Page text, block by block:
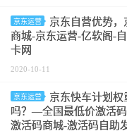
京东运营
京东自营优势
商城-京东运营-亿软阁-
卡网
2020-10-11
京东运营
京东快车计划
吗？—全国最低价激活
激活码商城-激活码自助